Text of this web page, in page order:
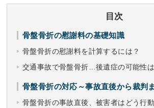
目次
骨盤骨折の慰謝料の基礎知識
骨盤骨折の慰謝料を計算するには？
交通事故で骨盤骨折…後遺症の可能性
骨盤骨折の対応～事故直後から裁判
骨盤骨折の事故直後、被害者はどう行